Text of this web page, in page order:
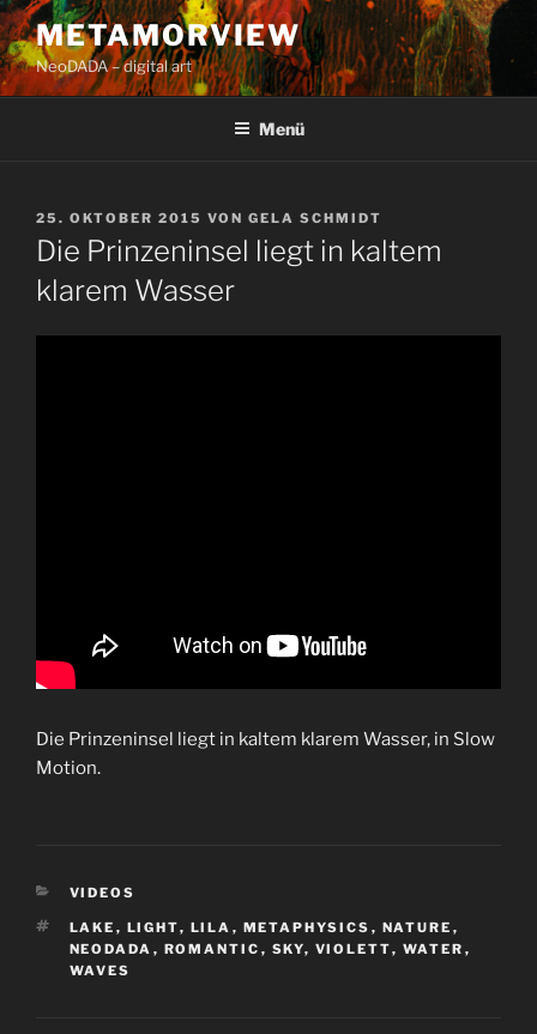
Zum
Inhalt
springen
METAMORVIEW
NeoDADA – digital art
Menü
VERÖFFENTLICHT
AM
25. OKTOBER 2015 VON GELA SCHMIDT
Die Prinzeninsel liegt in kaltem
klarem Wasser
Die Prinzeninsel liegt in kaltem klarem Wasser, in Slow
Motion.
KATEGORIEN
VIDEOS
SCHLAGWÖRTER
LAKE , LIGHT, LILA , METAPHYSICS , NATURE ,
NEODADA , ROMANTIC , SKY, VIOLETT, WATER ,
WAVES